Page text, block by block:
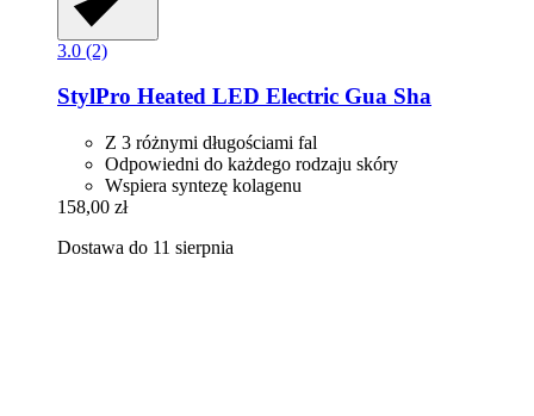
3.0 (2)
StylPro Heated LED Electric Gua Sha
Z 3 różnymi długościami fal
Odpowiedni do każdego rodzaju skóry
Wspiera syntezę kolagenu
158,00 zł
Dostawa do 11 sierpnia